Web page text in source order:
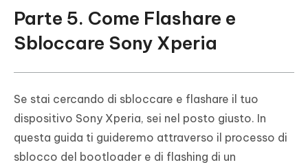
Parte 5. Come Flashare e
Sbloccare Sony Xperia
Se stai cercando di sbloccare e flashare il tuo
dispositivo Sony Xperia, sei nel posto giusto. In
questa guida ti guideremo attraverso il processo di
sblocco del bootloader e di flashing di un